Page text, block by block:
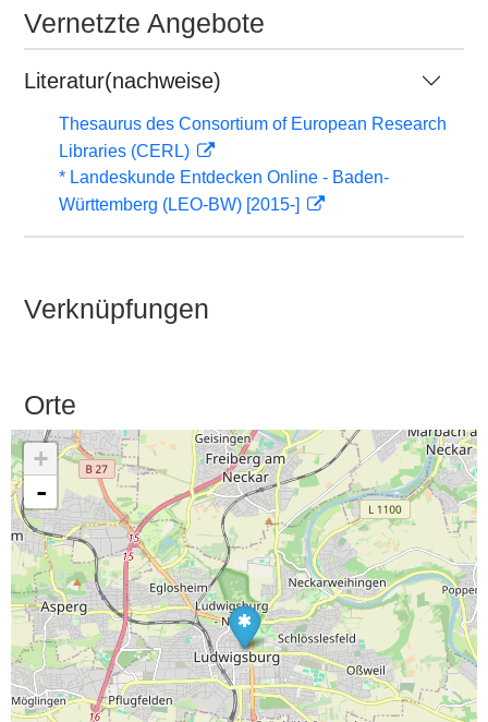
Vernetzte Angebote
Literatur(nachweise)
Thesaurus des Consortium of European Research
Libraries (CERL)
* Landeskunde Entdecken Online - Baden-
Württemberg (LEO-BW) [2015-]
Verknüpfungen
Orte
+
-